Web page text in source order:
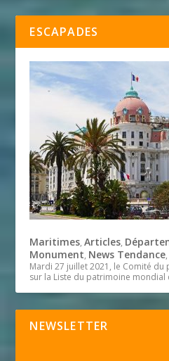
ESCAPADES
Maritimes,Articles,
Monument, News Tendance,
Mardi 27 juillet 2021, le Comité
sur la Liste du patrimoine mondial
NEWSLETTER